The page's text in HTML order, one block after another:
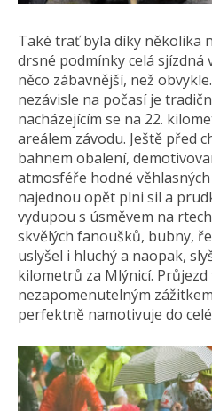
Také trať byla díky několika
drsné podmínky celá sjízdná
něco zábavnější, než
nezávisle na počasí je
nacházejícím se na 22.
areálem závodu. Ještě před
bahnem obalení,
atmosféře hodné
najednou opět plni sil a
vydupou s úsměvem na
skvělých fanoušků, bubny,
uslyšel i hluchý a naopak,
kilometrů za Mlýnicí.
nezapomenutelným
perfektně namotivuje do